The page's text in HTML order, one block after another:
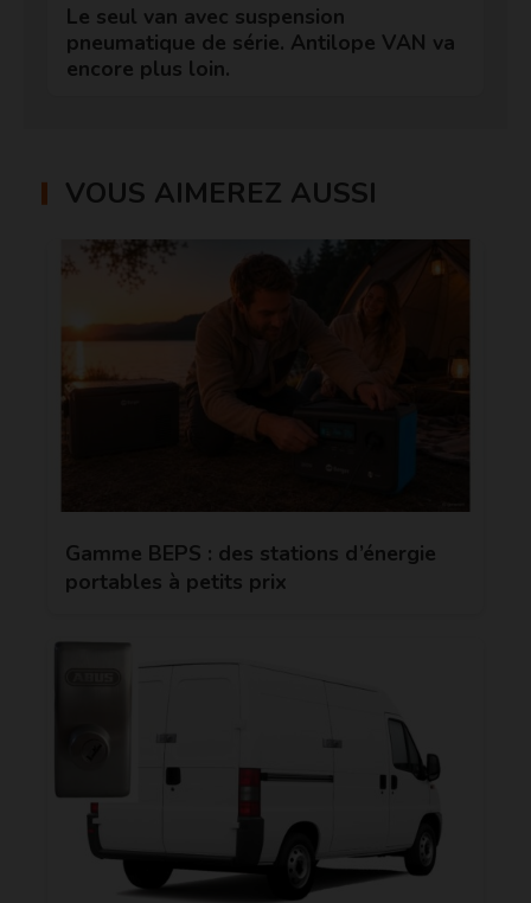
Le seul van avec suspension
pneumatique de série. Antilope VAN va
encore plus loin.
VOUS AIMEREZ AUSSI
Gamme BEPS : des stations d’énergie
portables à petits prix